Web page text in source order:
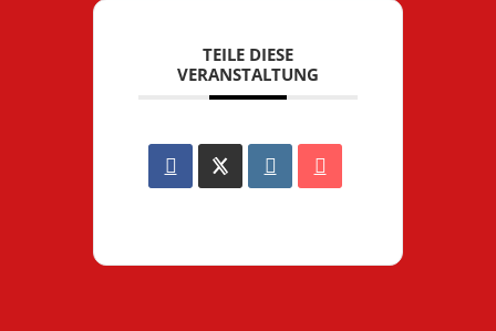
TEILE DIESE
VERANSTALTUNG